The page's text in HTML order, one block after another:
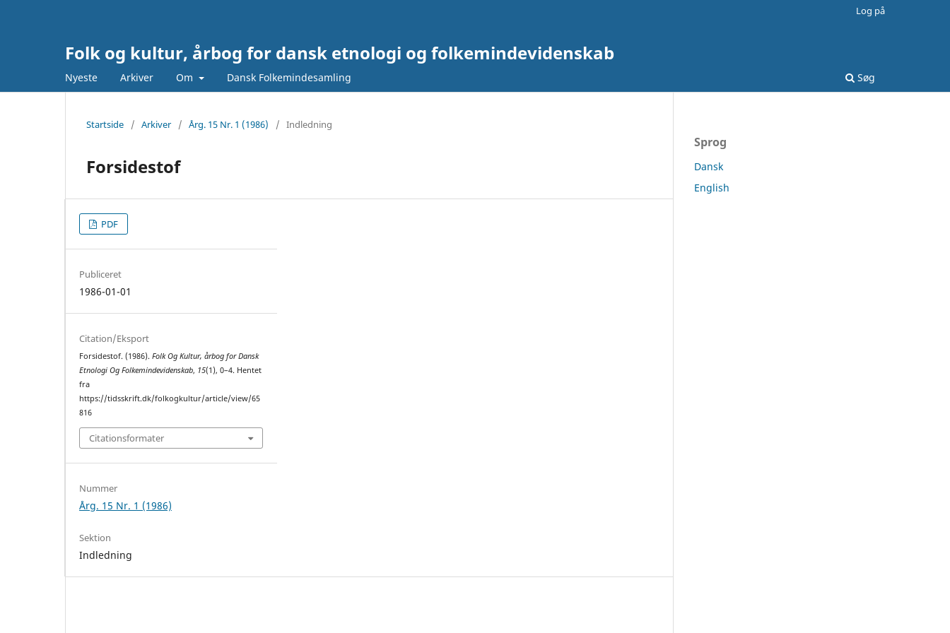
Folk og kultur, årbog for dansk etnologi og folkemindevidenskab
Nyeste Arkiver Om Dansk Folkemindesamling Søg
Log på
Startside / Arkiver / Årg. 15 Nr. 1 (1986) / Indledning
Forsidestof
PDF
Publiceret
1986-01-01
Citation/Eksport
Forsidestof. (1986).Folk Og Kultur, årbog for Dansk
Etnologi Og Folkemindevidenskab, 15(1), 0–4. Hentet
fra
https://tidsskrift.dk/folkogkultur/article/view/65
816
Citationsformater
Nummer
Årg. 15 Nr. 1 (1986)
Sektion
Indledning
Sprog
Dansk
English